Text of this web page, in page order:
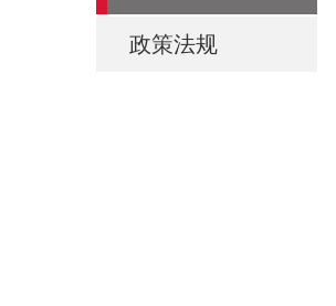
政策法规